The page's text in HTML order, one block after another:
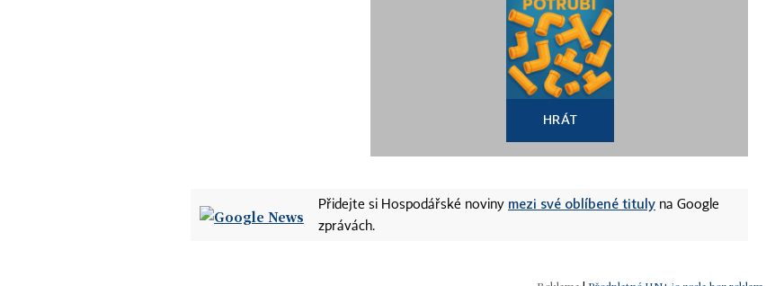
HRÁT
Přidejte si Hospodářské noviny mezi své oblíbené tituly na Google
zprávách.